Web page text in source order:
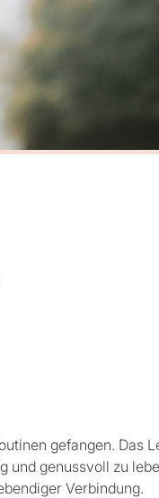
gefangen. Das
und genussvoll zu
Verbindung.